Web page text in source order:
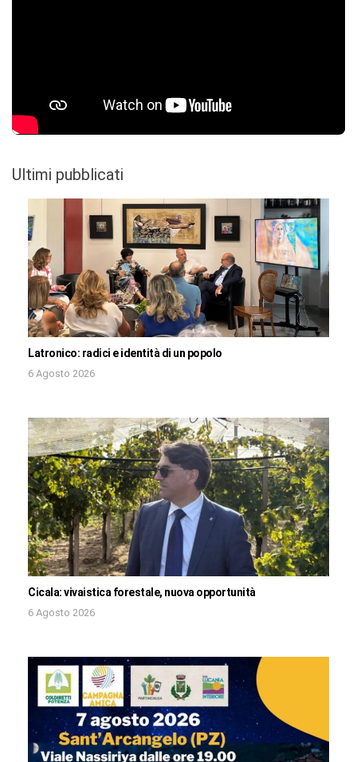
Ultimi pubblicati
Latronico: radici e identità di un popolo
6 Agosto 2026
Cicala: vivaistica forestale, nuova opportunità
6 Agosto 2026